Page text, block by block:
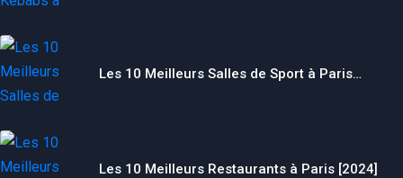
Les 10 Meilleurs Salles de Sport à Paris…
Les 10 Meilleurs Restaurants à Paris [2024]